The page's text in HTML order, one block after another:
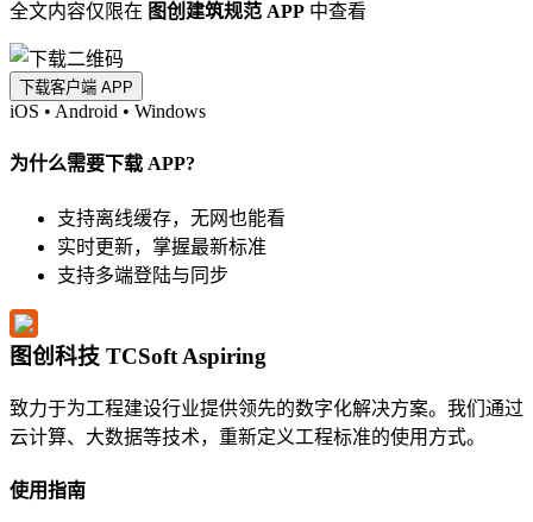
全文内容仅限在 图创建筑规范 APP 中查看
下载客户端 APP
iOS • Android • Windows
为什么需要下载 APP?
支持离线缓存，无网也能看
实时更新，掌握最新标准
支持多端登陆与同步
图创科技 TCSoft Aspiring
致力于为工程建设行业提供领先的数字化解决方案。我们通过
云计算、大数据等技术，重新定义工程标准的使用方式。
使用指南